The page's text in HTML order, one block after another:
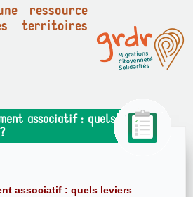
ressource
territoires
associatif : quels
associatif : quels leviers